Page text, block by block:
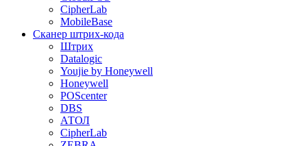
CipherLab
MobileBase
Сканер штрих-кода
Штрих
Datalogic
Youjie by Honeywell
Honeywell
POScenter
DBS
АТОЛ
CipherLab